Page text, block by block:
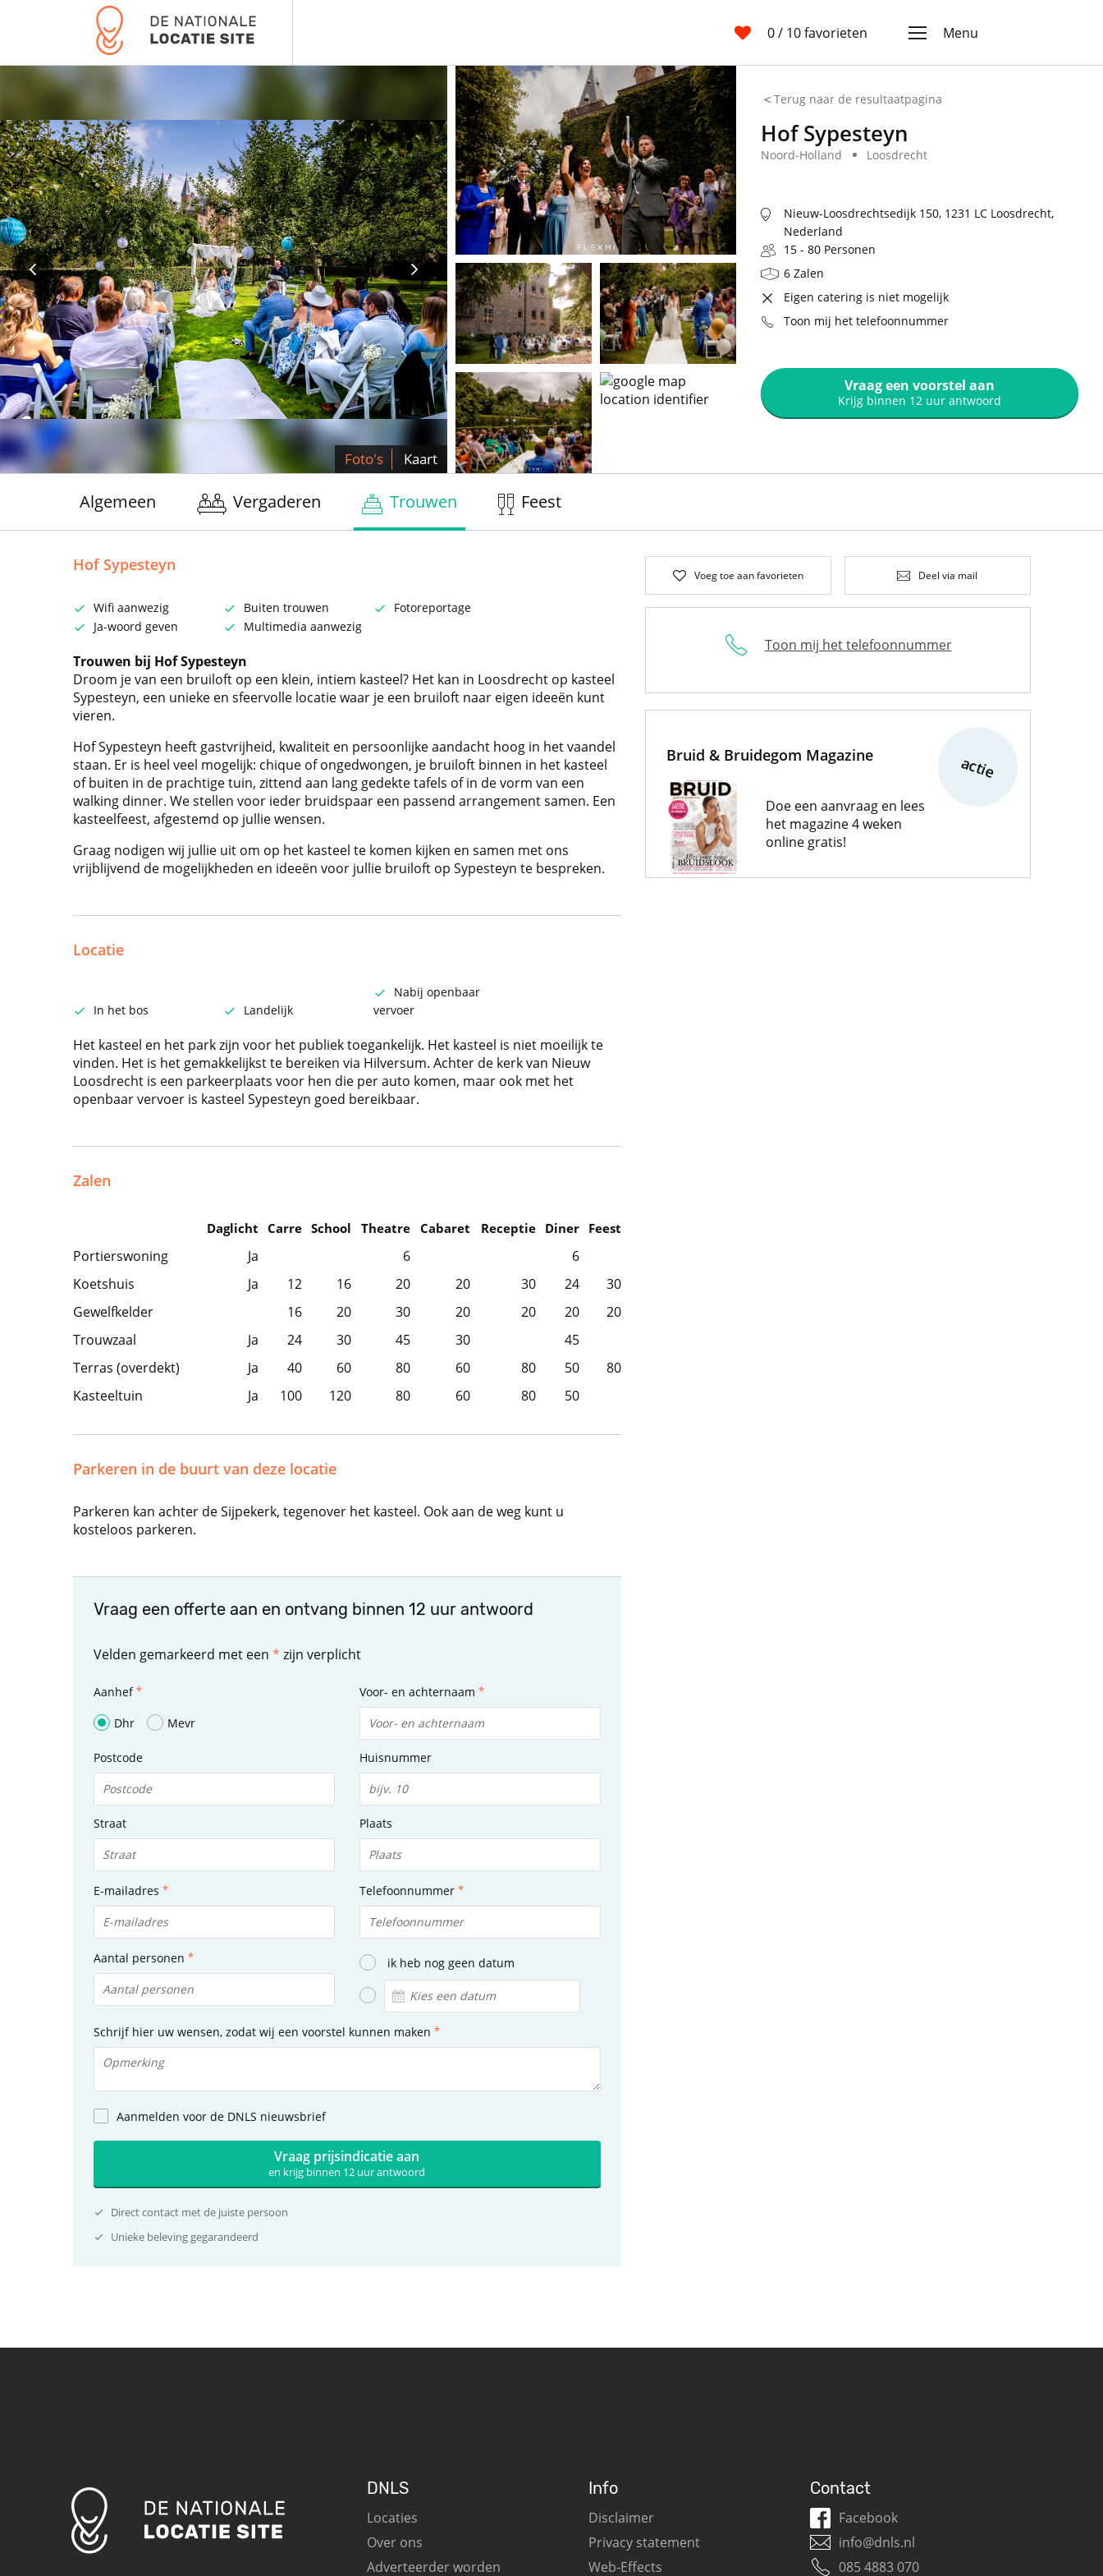
0/ 10 favorieten Menu
Foto's Kaart
Terug naar de resultaatpagina
Hof Sypesteyn
Noord-Holland Loosdrecht
Nieuw-Loosdrechtsedijk 150, 1231 LC Loosdrecht,
Nederland
15 - 80 Personen
6 Zalen
Eigen catering is niet mogelijk
Toon mij het telefoonnummer
Vraag een voorstel aan
Krijg binnen 12 uur antwoord
Algemeen Vergaderen Trouwen Feest
Hof Sypesteyn
Wifi aanwezig Buiten trouwen
Fotoreportage
Ja-woord geven
Multimedia aanwezig
Trouwen bij Hof Sypesteyn
Droom je van een bruiloft op een klein, intiem kasteel? Het kan in Loosdrecht op kasteel
Sypesteyn, een unieke en sfeervolle locatie waar je een bruiloft naar eigen ideeën kunt
vieren.
Hof Sypesteyn heeft gastvrijheid, kwaliteit en persoonlijke aandacht hoog in het vaandel
staan. Er is heel veel mogelijk: chique of ongedwongen, je bruiloft binnen in het kasteel
of buiten in de prachtige tuin, zittend aan lang gedekte tafels of in de vorm van een
walking dinner. We stellen voor ieder bruidspaar een passend arrangement samen. Een
kasteelfeest, afgestemd op jullie wensen.
Graag nodigen wij jullie uit om op het kasteel te komen kijken en samen met ons
vrijblijvend de mogelijkheden en ideeën voor jullie bruiloft op Sypesteyn te bespreken.
Locatie
In het bos Landelijk
Nabij openbaar
vervoer
Het kasteel en het park zijn voor het publiek toegankelijk. Het kasteel is niet moeilijk te
vinden. Het is het gemakkelijkst te bereiken via Hilversum. Achter de kerk van Nieuw
Loosdrecht is een parkeerplaats voor hen die per auto komen, maar ook met het
openbaar vervoer is kasteel Sypesteyn goed bereikbaar.
Zalen
Daglicht Carre School Theatre Cabaret Receptie Diner Feest
Portierswoning Ja 6
6
Koetshuis
Ja 12 16 20 20 30 24
30
Gewelfkelder
16 20 30 20 20 20
20
Trouwzaal
Ja 24 30 45 30
45
Terras (overdekt)
Ja 40 60 80 60 80 50
80
Kasteeltuin
Ja 100 120 80 60 80 50
Parkeren in de buurt van deze locatie
Parkeren kan achter de Sijpekerk, tegenover het kasteel. Ook aan de weg kunt u
kosteloos parkeren.
Vraag een offerte aan en ontvang binnen 12 uur antwoord
Velden gemarkeerd met een * zijn verplicht
Aanhef
Dhr
Mevr
Voor- en achternaam
Postcode Huisnummer
Straat Plaats
E-mailadres Telefoonnummer
Aantal personen ik heb nog geen datum
Schrijf hier uw wensen, zodat wij een voorstel kunnen maken
Aanmelden voor de DNLS nieuwsbrief
Vraag prijsindicatie aan
en krijg binnen 12 uur antwoord
Direct contact met de juiste persoon
Unieke beleving gegarandeerd
Voeg toe aan favorieten Deel via mail
Toon mij het telefoonnummer
Bruid & Bruidegom Magazine actie
Doe een aanvraag en lees
het magazine 4 weken
online gratis!
DNLS
Locaties
Over ons
Adverteerder worden
Info
Disclaimer
Privacy statement
Web-Effects
Contact
Facebook
info@dnls.nl
085 4883 070